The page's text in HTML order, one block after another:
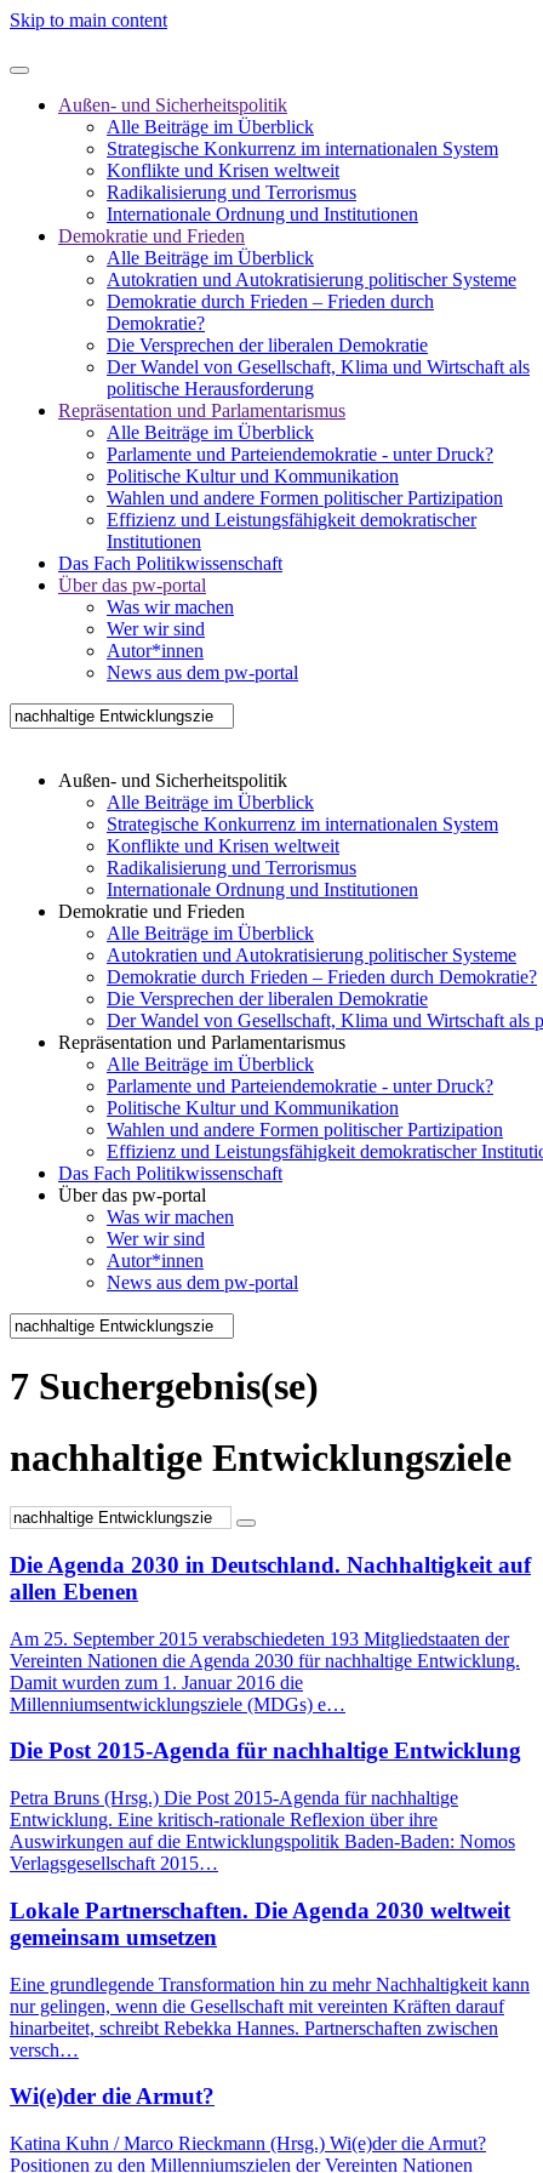
Skip to main content
Außen- und Sicherheitspolitik
Alle Beiträge im Überblick
Strategische Konkurrenz im internationalen System
Konflikte und Krisen weltweit
Radikalisierung und Terrorismus
Internationale Ordnung und Institutionen
Demokratie und Frieden
Alle Beiträge im Überblick
Autokratien und Autokratisierung politischer Systeme
Demokratie durch Frieden – Frieden durch
Demokratie?
Die Versprechen der liberalen Demokratie
Der Wandel von Gesellschaft, Klima und Wirtschaft als
politische Herausforderung
Repräsentation und Parlamentarismus
Alle Beiträge im Überblick
Parlamente und Parteiendemokratie - unter Druck?
Politische Kultur und Kommunikation
Wahlen und andere Formen politischer Partizipation
Effizienz und Leistungsfähigkeit demokratischer
Institutionen
Das Fach Politikwissenschaft
Über das pw-portal
Was wir machen
Wer wir sind
Autor*innen
News aus dem pw-portal
Außen- und Sicherheitspolitik
Alle Beiträge im Überblick
Strategische Konkurrenz im internationalen System
Konflikte und Krisen weltweit
Radikalisierung und Terrorismus
Internationale Ordnung und Institutionen
Demokratie und Frieden
Alle Beiträge im Überblick
Autokratien und Autokratisierung politischer Systeme
Demokratie durch Frieden – Frieden durch Demokratie?
Die Versprechen der liberalen Demokratie
Der Wandel von Gesellschaft, Klima und Wirtschaft als
Repräsentation und Parlamentarismus
Alle Beiträge im Überblick
Parlamente und Parteiendemokratie - unter Druck?
Politische Kultur und Kommunikation
Wahlen und andere Formen politischer Partizipation
Effizienz und Leistungsfähigkeit demokratischer
Das Fach Politikwissenschaft
Über das pw-portal
Was wir machen
Wer wir sind
Autor*innen
News aus dem pw-portal
7 Suchergebnis(se)
nachhaltige Entwicklungsziele
Die Agenda 2030 in Deutschland. Nachhaltigkeit auf
allen Ebenen
Am 25. September 2015 verabschiedeten 193 Mitgliedstaaten der
Vereinten Nationen die Agenda 2030 für nachhaltige Entwicklung.
Damit wurden zum 1. Januar 2016 die
Millenniumsentwicklungsziele (MDGs) e…
Die Post 2015-Agenda für nachhaltige Entwicklung
Petra Bruns (Hrsg.) Die Post 2015-Agenda für nachhaltige
Entwicklung. Eine kritisch-rationale Reflexion über ihre
Auswirkungen auf die Entwicklungspolitik Baden-Baden: Nomos
Verlagsgesellschaft 2015…
Lokale Partnerschaften. Die Agenda 2030 weltweit
gemeinsam umsetzen
Eine grundlegende Transformation hin zu mehr Nachhaltigkeit kann
nur gelingen, wenn die Gesellschaft mit vereinten Kräften darauf
hinarbeitet, schreibt Rebekka Hannes. Partnerschaften zwischen
versch…
Wi(e)der die Armut?
Katina Kuhn / Marco Rieckmann (Hrsg.) Wi(e)der die Armut?
Positionen zu den Millenniumszielen der Vereinten Nationen